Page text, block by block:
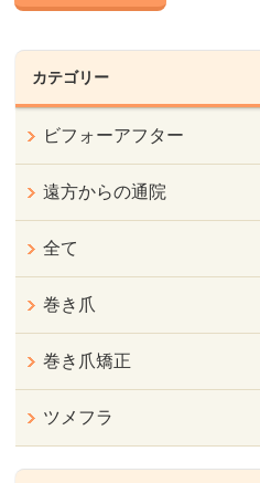
カテゴリー
ビフォーアフター
遠方からの通院
全て
巻き爪
巻き爪矯正
ツメフラ